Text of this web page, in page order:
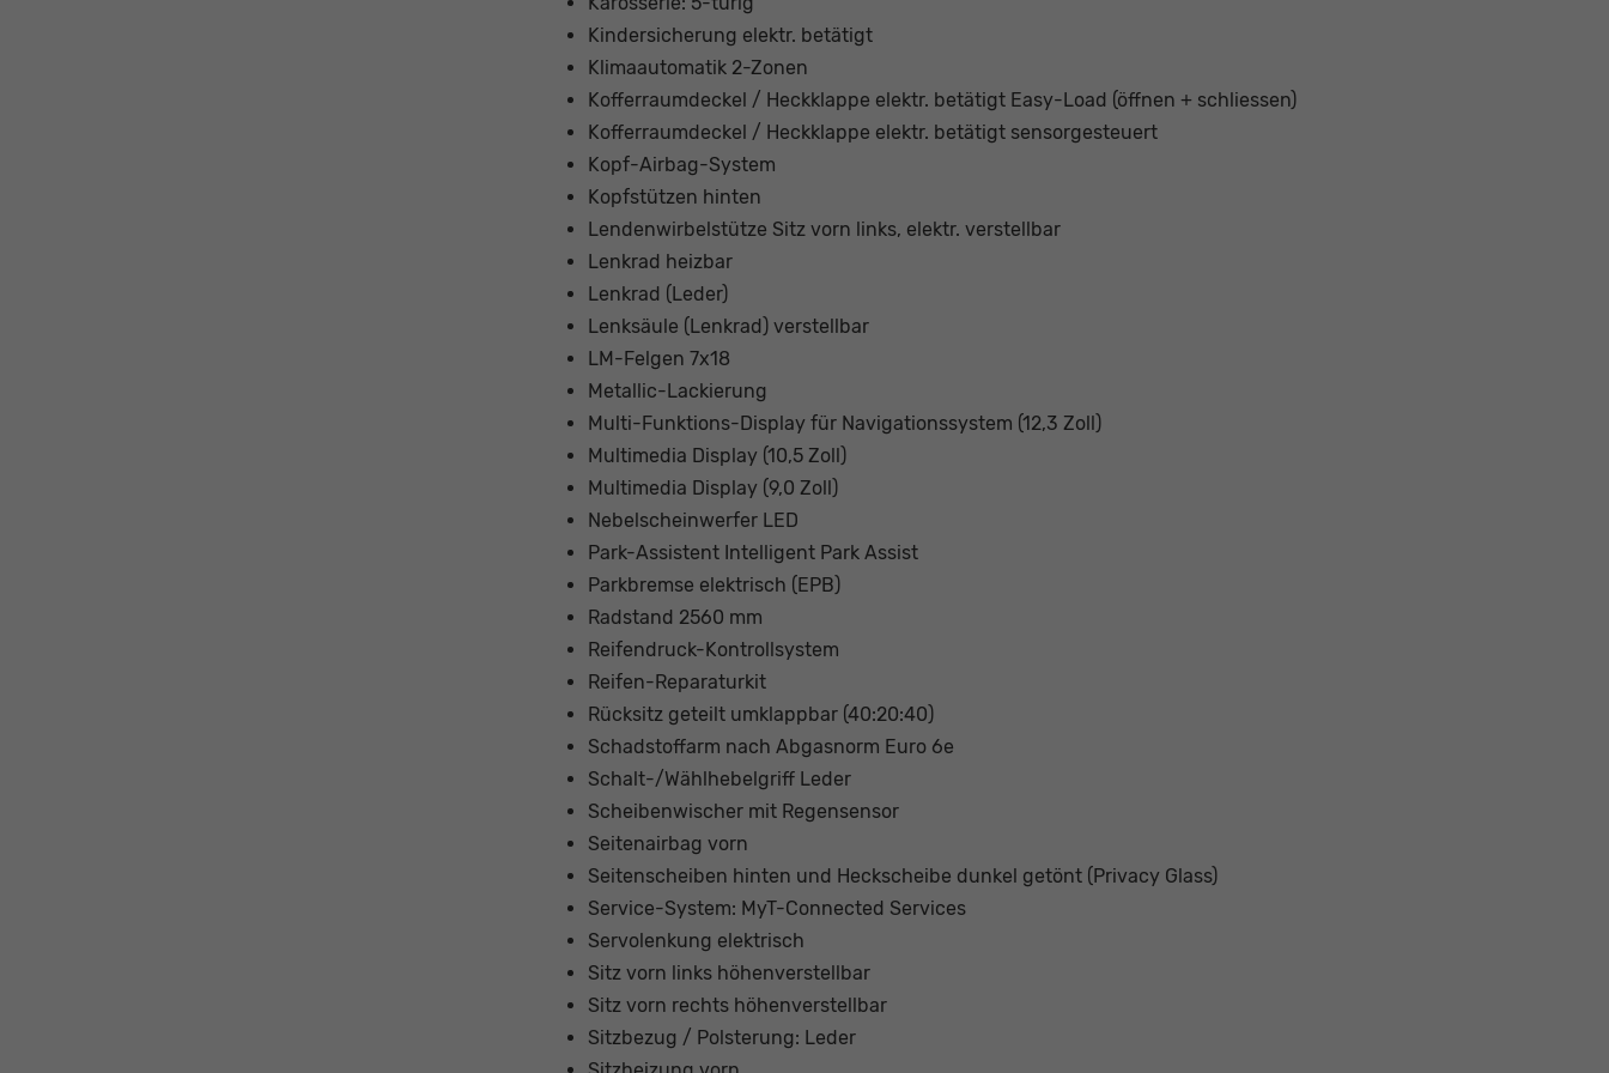
Kindersicherung elektr. betätigt
Klimaautomatik 2-Zonen
Kofferraumdeckel / Heckklappe elektr. betätigt Easy-Load (öffnen + schliessen)
Kofferraumdeckel / Heckklappe elektr. betätigt sensorgesteuert
Kopf-Airbag-System
Kopfstützen hinten
Lendenwirbelstütze Sitz vorn links, elektr. verstellbar
Lenkrad heizbar
Lenkrad (Leder)
Lenksäule (Lenkrad) verstellbar
LM-Felgen 7x18
Metallic-Lackierung
Multi-Funktions-Display für Navigationssystem (12,3 Zoll)
Multimedia Display (10,5 Zoll)
Multimedia Display (9,0 Zoll)
Nebelscheinwerfer LED
Park-Assistent Intelligent Park Assist
Parkbremse elektrisch (EPB)
Radstand 2560 mm
Reifendruck-Kontrollsystem
Reifen-Reparaturkit
Rücksitz geteilt umklappbar (40:20:40)
Schadstoffarm nach Abgasnorm Euro 6e
Schalt-/Wählhebelgriff Leder
Scheibenwischer mit Regensensor
Seitenairbag vorn
Seitenscheiben hinten und Heckscheibe dunkel getönt (Privacy Glass)
Service-System: MyT-Connected Services
Servolenkung elektrisch
Sitz vorn links höhenverstellbar
Sitz vorn rechts höhenverstellbar
Sitzbezug / Polsterung: Leder